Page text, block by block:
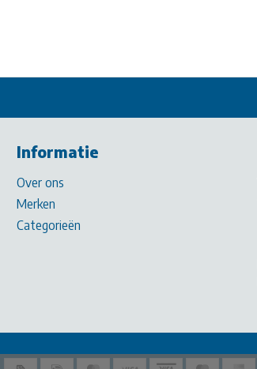
Informatie
Over ons
Merken
Categorieën